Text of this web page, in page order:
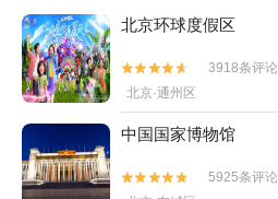
北京环球度假区


3918条评论
北京·通州区
中国国家博物馆


5925条评论